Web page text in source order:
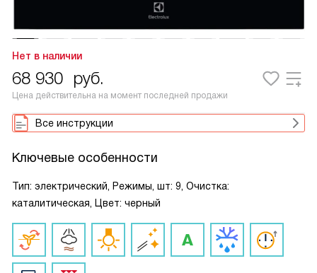
Нет в наличии
68 930 руб.
Цена действительна на момент последней продажи
Все инструкции
Ключевые особенности
Тип: электрический, Режимы, шт: 9, Очистка:
каталитическая, Цвет: черный